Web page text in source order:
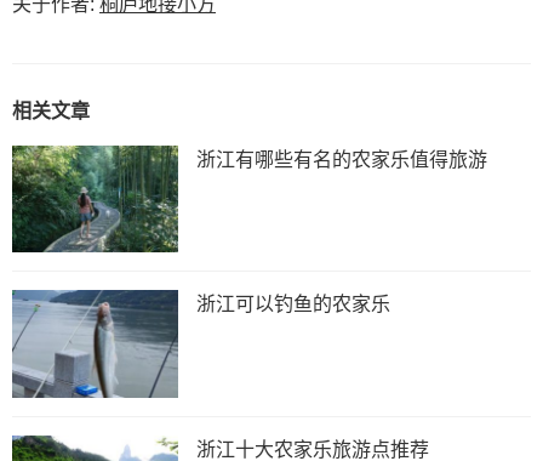
关于作者: 桐庐地接小方
相关文章
浙江有哪些有名的农家乐值得旅游
浙江可以钓鱼的农家乐
浙江十大农家乐旅游点推荐